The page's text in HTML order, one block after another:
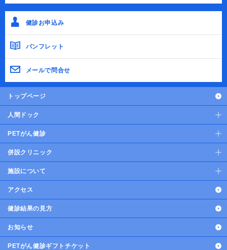
健診お申込み
パンフレット
メールで問合せ
トップページ
人間ドック
PETがん健診
併設クリニック
施設について
アクセス
健診結果の見方
お知らせ
PETがん健診ギフトチケット